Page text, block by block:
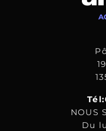
NOUS
Du